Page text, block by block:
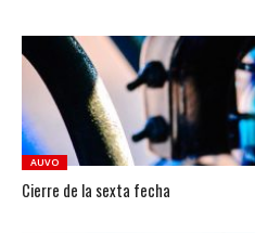
AUVO
Cierre de la sexta fecha